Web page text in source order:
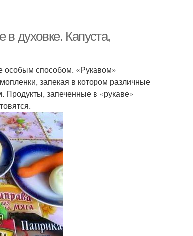
в духовке. Капуста,
особым способом. «Рукавом»
запекая в котором различные
Продукты, запеченные в «рукаве»